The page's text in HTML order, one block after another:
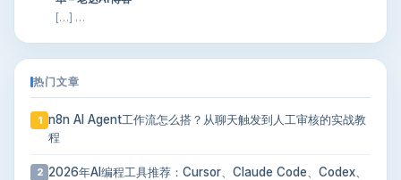
[…] …
热门文章
1 n8n AI Agent工作流怎么搭？从聊天触发到人工审核的实战教
程
2 2026年AI编程工具推荐：Cursor、Claude Code、Codex、